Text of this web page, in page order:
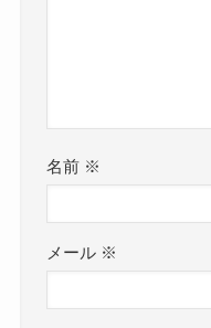
名前 ※
メール ※